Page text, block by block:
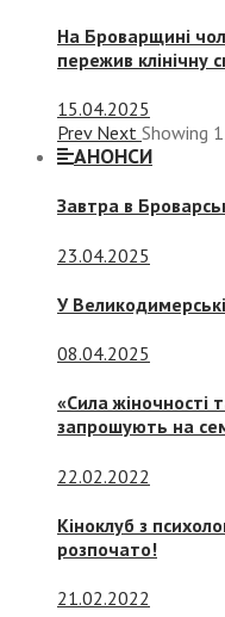
На Броварщині
пережив клінічну
15.04.2025
Prev Next Showing 1
АНОНСИ
Завтра в
23.04.2025
У
08.04.2025
«Сила жіночності
запрошують на
22.02.2022
Кіноклуб з
розпочато!
21.02.2022